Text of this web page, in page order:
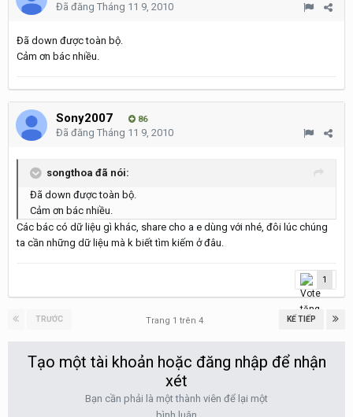
Đã đăng Tháng 11 9, 2010
Đã down được toàn bộ.
Cảm ơn bác nhiều.
Sony2007 86
Đã đăng Tháng 11 9, 2010
songthoa đã nói:
Đã down được toàn bộ.
Cảm ơn bác nhiều.
Các bác có dữ liệu gì khác, share cho a e dùng với nhé, đôi lúc chúng
ta cần những dữ liệu mà k biết tìm kiếm ở đâu.
1
TRƯỚC KẾ TIẾP
Trang 1 trên 4
Tạo một tài khoản hoặc đăng nhập để nhận
xét
Bạn cần phải là một thành viên để lại một